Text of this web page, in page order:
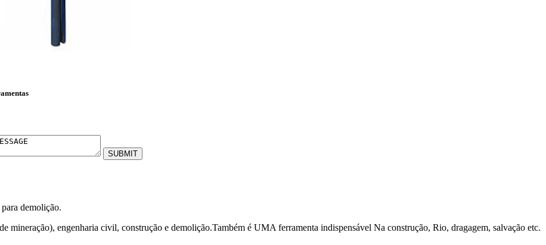
demolição.
mineração), engenharia civil, construção e demolição.Também é UMA ferramenta indispensável Na construção, Rio, dragagem, salvação etc.